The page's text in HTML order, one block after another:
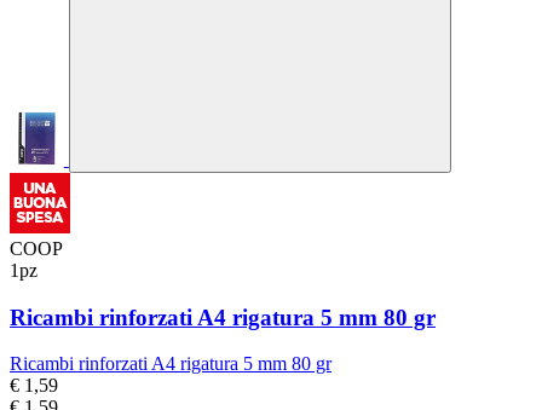
COOP
1pz
Ricambi rinforzati A4 rigatura 5 mm 80 gr
Ricambi rinforzati A4 rigatura 5 mm 80 gr
€ 1,59